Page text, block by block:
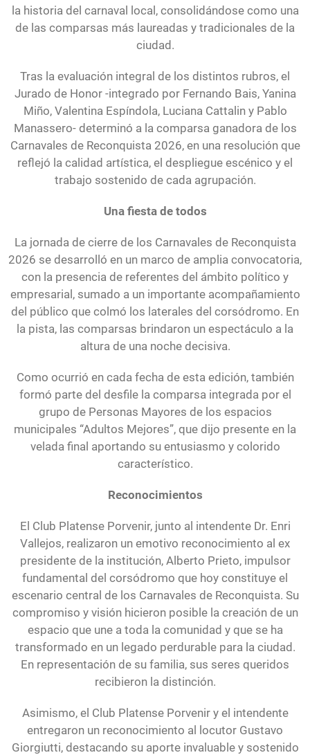
la historia del carnaval local, consolidándose como una
de las comparsas más laureadas y tradicionales de la
ciudad.
Tras la evaluación integral de los distintos rubros, el
Jurado de Honor -integrado por Fernando Bais, Yanina
Miño, Valentina Espíndola, Luciana Cattalin y Pablo
Manassero- determinó a la comparsa ganadora de los
Carnavales de Reconquista 2026, en una resolución que
reflejó la calidad artística, el despliegue escénico y el
trabajo sostenido de cada agrupación.
Una fiesta de todos
La jornada de cierre de los Carnavales de Reconquista
2026 se desarrolló en un marco de amplia convocatoria,
con la presencia de referentes del ámbito político y
empresarial, sumado a un importante acompañamiento
del público que colmó los laterales del corsódromo. En
la pista, las comparsas brindaron un espectáculo a la
altura de una noche decisiva.
Como ocurrió en cada fecha de esta edición, también
formó parte del desfile la comparsa integrada por el
grupo de Personas Mayores de los espacios
municipales “Adultos Mejores”, que dijo presente en la
velada final aportando su entusiasmo y colorido
característico.
Reconocimientos
El Club Platense Porvenir, junto al intendente Dr. Enri
Vallejos, realizaron un emotivo reconocimiento al ex
presidente de la institución, Alberto Prieto, impulsor
fundamental del corsódromo que hoy constituye el
escenario central de los Carnavales de Reconquista. Su
compromiso y visión hicieron posible la creación de un
espacio que une a toda la comunidad y que se ha
transformado en un legado perdurable para la ciudad.
En representación de su familia, sus seres queridos
recibieron la distinción.
Asimismo, el Club Platense Porvenir y el intendente
entregaron un reconocimiento al locutor Gustavo
Giorgiutti, destacando su aporte invaluable y sostenido